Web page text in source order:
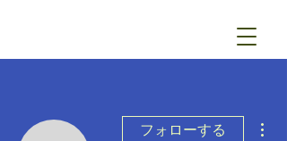
フォローする